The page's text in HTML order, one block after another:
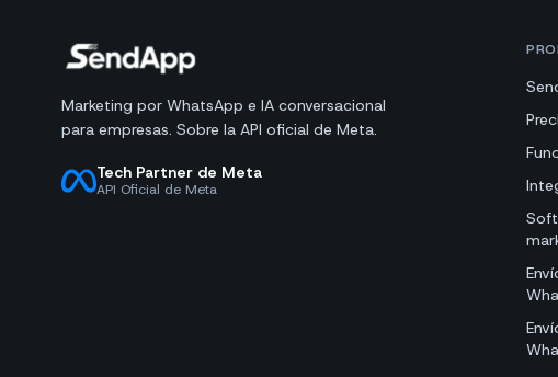
Marketing por WhatsApp e IA conversacional
para empresas. Sobre la API oficial de Meta.
Tech Partner de Meta
API Oficial de Meta